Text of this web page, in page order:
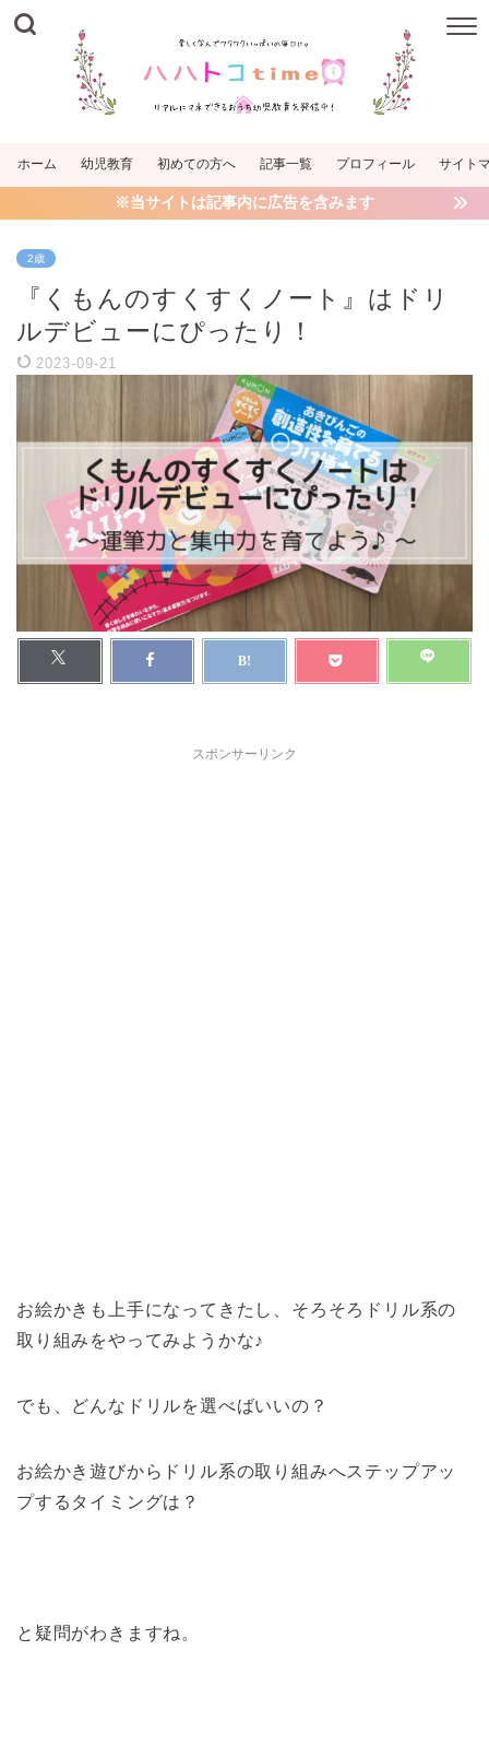
ホーム 幼児教育 初めての方へ 記事一覧 プロフィール サイト
※当サイトは記事内に広告を含みます
2歳
『くもんのすくすくノート』はドリ
ルデビューにぴったり！
2023-09-21
スポンサーリンク
お絵かきも上手になってきたし、そろそろドリル系の
取り組みをやってみようかな♪
でも、どんなドリルを選べばいいの？
お絵かき遊びからドリル系の取り組みへステップアッ
プするタイミングは？
と疑問がわきますね。